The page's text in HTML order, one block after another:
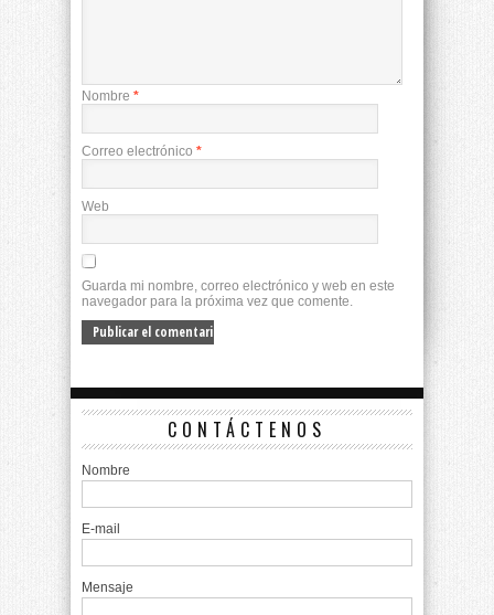
Nombre *
Correo electrónico *
Web
Guarda mi nombre, correo electrónico y web en este
navegador para la próxima vez que comente.
CONTÁCTENOS
Nombre
E-mail
Mensaje